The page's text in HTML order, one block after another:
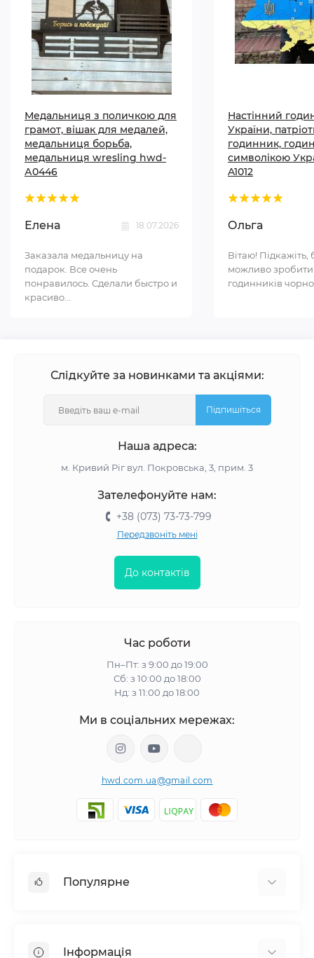
Медальниця з поличкою для
грамот, вішак для медалей,
медальниця борьба,
медальниця wresling hwd-
А0446
Елена 18.07.2026
Заказала медальницу на
подарок. Все очень
понравилось. Сделали быстро и
красиво...
Настінний
України,
годинник,
символікою
A1012
Ольга
Вітаю! Підкажіть,
можливо
годинників
Слідкуйте за новинками та акціями:
Підпишіться
Наша адреса:
м. Кривий Ріг вул. Покровська, 3, прим. 3
Зателефонуйте нам:
+38 (073) 73-73-799
Передзвоніть мені
До контактів
Час роботи
Пн–Пт: з 9:00 до 19:00
Сб: з 10:00 до 18:00
Нд: з 11:00 до 18:00
Ми в соціальних мережах:
hwd.com.ua@gmail.com
Популярне
Інформація